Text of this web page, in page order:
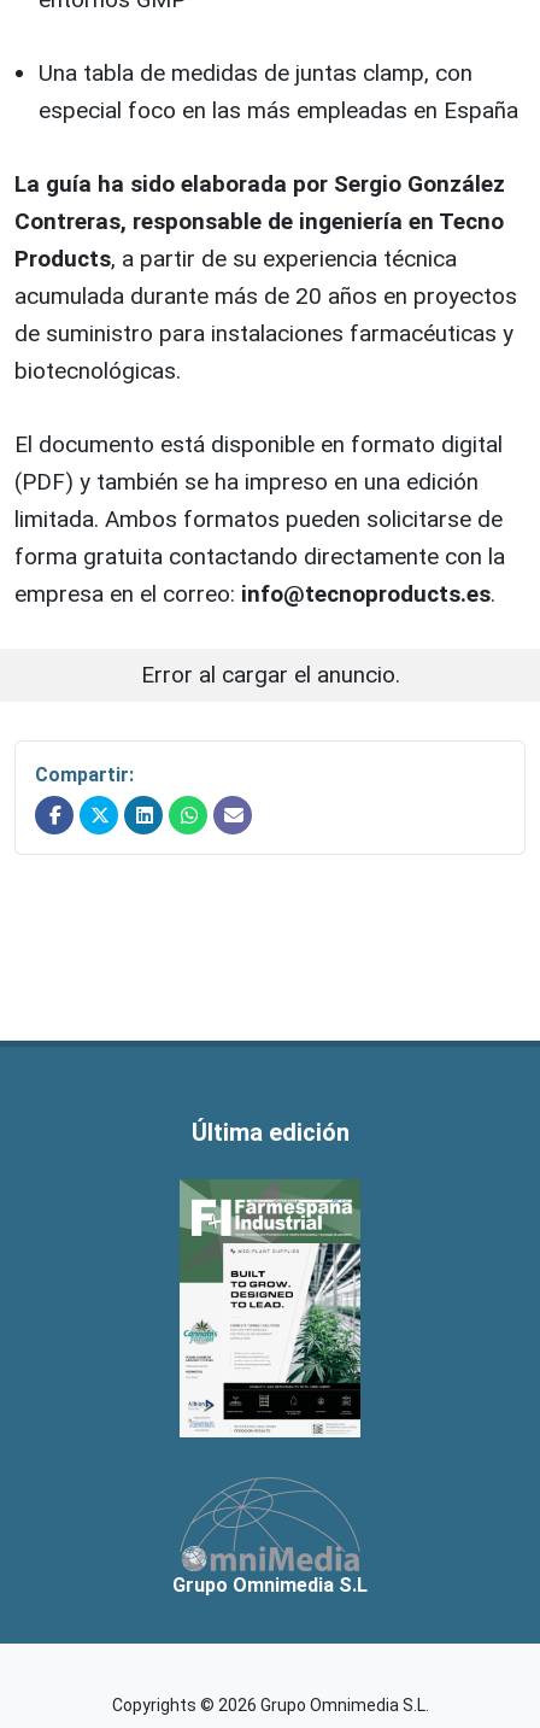
Una tabla de medidas de juntas clamp, con
especial foco en las más empleadas en España
La guía ha sido elaborada por Sergio González
Contreras, responsable de ingeniería en Tecno
Products, a partir de su experiencia técnica
acumulada durante más de 20 años en proyectos
de suministro para instalaciones farmacéuticas y
biotecnológicas.
El documento está disponible en formato digital
(PDF) y también se ha impreso en una edición
limitada. Ambos formatos pueden solicitarse de
forma gratuita contactando directamente con la
empresa en el correo: info@tecnoproducts.es.
Error al cargar el anuncio.
Compartir:
Última edición
Grupo Omnimedia S.L
Copyrights © 2026 Grupo Omnimedia S.L.